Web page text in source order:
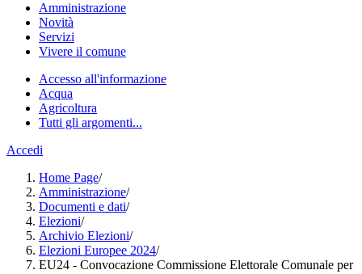
Amministrazione
Novità
Servizi
Vivere il comune
Accesso all'informazione
Acqua
Agricoltura
Tutti gli argomenti...
Accedi
Home Page/
Amministrazione/
Documenti e dati/
Elezioni/
Archivio Elezioni/
Elezioni Europee 2024/
EU24 - Convocazione Commissione Elettorale Comunale per